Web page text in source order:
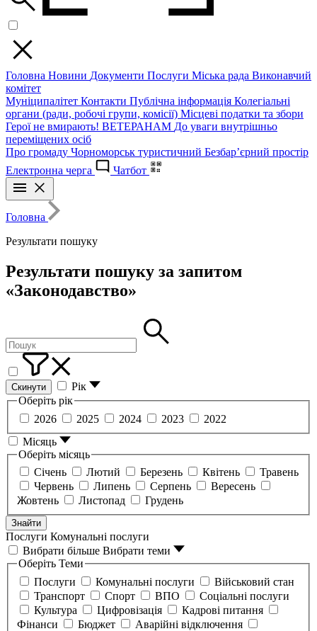
Головна Новини Документи Послуги Міська рада Виконавчий
комітет
Муніципалітет Контакти Публічна інформація Колегіальні
органи (ради, робочі групи, комісії) Місцеві податки та збори
Герої не вмирають! ВЕТЕРАНАМ До уваги внутрішньо
переміщених осіб
Про громаду Чорноморськ туристичний Безбар’єрний простір
Електронна черга
Чатбот
Головна
Результати пошуку
Результати пошуку за запитом
«Законодавство»
Скинути
Рік
Оберіть рік
2026
2025 2024 2023
2022
Місяць
Оберіть місяць
Січень
Лютий Березень Квітень
Травень
Червень
Липень Серпень
Вересень
Жовтень
Листопад Грудень
Знайти
Послуги Комунальні послуги
Вибрати більше Вибрати теми
Оберіть Теми
Послуги
Комунальні послуги
Військовий стан
Транспорт
Спорт ВПО
Соціальні послуги
Культура
Цифровізація
Кадрові питання
Фінанси
Бюджет
Аварійні відключення